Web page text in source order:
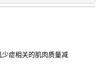
症相关的肌肉质量减